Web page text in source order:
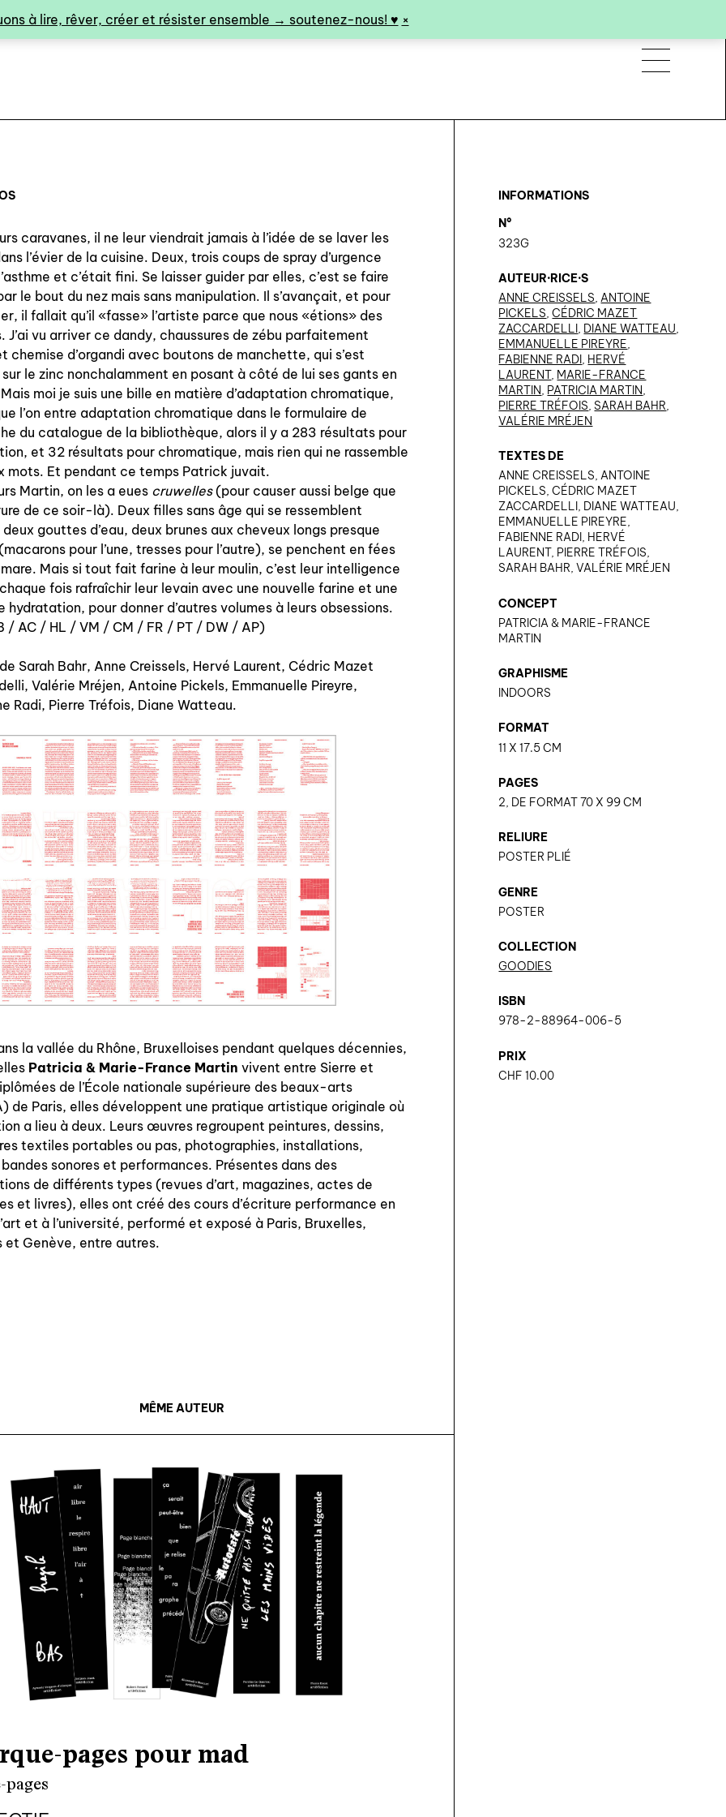
à lire, rêver, créer et résister ensemble → soutenez-nous! ♥︎ ×
0
catalogue ↓
catalogue complet
à paraître
éditions de tête
programmes semestriels
agenda
au-delà du livre ↓
lectures performées
podcasts
qui sommes-nous? ↓
éditions d’artistes
publications
sonar/genève
portraits
engagement durable
charte ia
nous contacter ↓
nous contacter
nous soutenir
nous trouver
diffusion/librairies
manuscrits
caravanes, il ne leur viendrait jamais à l’idée de se laver les
l’évier de la cuisine. Deux, trois coups de spray d’urgence
et c’était fini. Se laisser guider par elles, c’est se faire
le bout du nez mais sans manipulation. Il s’avançait, et pour
il fallait qu’il «fasse» l’artiste parce que nous «étions» des
J’ai vu arriver ce dandy, chaussures de zébu parfaitement
chemise d’organdi avec boutons de manchette, qui s’est
le zinc nonchalamment en posant à côté de lui ses gants en
moi je suis une bille en matière d’adaptation chromatique,
l’on entre adaptation chromatique dans le formulaire de
du catalogue de la bibliothèque, alors il y a 283 résultats pour
et 32 résultats pour chromatique, mais rien qui ne rassemble
mots. Et pendant ce temps Patrick juvait.
Martin, on les a eues cruwelles(pour causer aussi belge que
de ce soir-là). Deux filles sans âge qui se ressemblent
gouttes d’eau, deux brunes aux cheveux longs presque
pour l’une, tresses pour l’autre), se penchent en fées
Mais si tout fait farine à leur moulin, c’est leur intelligence
fois rafraîchir leur levain avec une nouvelle farine et une
hydratation, pour donner d’autres volumes à leurs obsessions.
/ AC / HL / VM / CM / FR / PT / DW / AP)
Sarah Bahr, Anne Creissels, Hervé Laurent, Cédric Mazet
Valérie Mréjen, Antoine Pickels, Emmanuelle Pireyre,
Radi, Pierre Tréfois, Diane Watteau.
la vallée du Rhône, Bruxelloises pendant quelques décennies,
Patricia & Marie-France Martin vivent entre Sierre et
de l’École nationale supérieure des beaux-arts
de Paris, elles développent une pratique artistique originale où
a lieu à deux. Leurs œuvres regroupent peintures, dessins,
textiles portables ou pas, photographies, installations,
sonores et performances. Présentes dans des
de différents types (revues d’art, magazines, actes de
et livres), elles ont créé des cours d’écriture performance en
et à l’université, performé et exposé à Paris, Bruxelles,
et Genève, entre autres.
MÊME AUTEUR
pages pour mad
pages
INFORMATIONS
N°
323G
AUTEUR·RICE·S
ANNE CREISSELS,ANTOINE
PICKELS,CÉDRIC MAZET
ZACCARDELLI, DIANE WATTEAU,
EMMANUELLE PIREYRE,
FABIENNE RADI, HERVÉ
LAURENT, MARIE-FRANCE
MARTIN, PATRICIA MARTIN,
PIERRE TRÉFOIS, SARAH BAHR,
VALÉRIE MRÉJEN
TEXTES DE
ANNE CREISSELS, ANTOINE
PICKELS, CÉDRIC MAZET
ZACCARDELLI, DIANE WATTEAU,
EMMANUELLE PIREYRE,
FABIENNE RADI, HERVÉ
LAURENT, PIERRE TRÉFOIS,
SARAH BAHR, VALÉRIE MRÉJEN
CONCEPT
PATRICIA & MARIE-FRANCE
MARTIN
GRAPHISME
INDOORS
FORMAT
11 X 17.5 CM
PAGES
2, DE FORMAT 70 X 99 CM
RELIURE
POSTER PLIÉ
GENRE
POSTER
COLLECTION
GOODIES
ISBN
978-2-88964-006-5
PRIX
CHF 10.00